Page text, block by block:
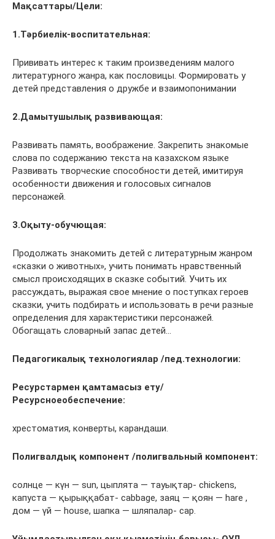
Мақсаттары/Цели:
1.Тәрбиелік-воспитательная:
Прививать интерес к таким произведениям малого
литературного жанра, как пословицы. Формировать у
детей представления о дружбе и взаимопонимании
2.Дамытушылық развивающая:
Развивать память, воображение. Закрепить знакомые
слова по содержанию текста на казахском языке
Развивать творческие способности детей, имитируя
особенности движения и голосовых сигналов
персонажей.
3.Оқыту-обучющая:
Продолжать знакомить детей с литературным жанром
«сказки о животных», учить понимать нравственный
смысл происходящих в сказке событий. Учить их
рассуждать, выражая свое мнение о поступках героев
сказки, учить подбирать и использовать в речи разные
определения для характеристики персонажей.
Обогащать словарный запас детей…
Педагогикалық технологиялар /пед.технологии:
Ресурстармен қамтамасыз ету/
Ресурсноеобеспечение:
хрестоматия, конверты, карандаши.
Полигвалдық компонент /полигвальный компонент:
солнце — күн — sun, цыплята — тауықтар- chickens,
капуста — қырыққабат- cabbage, заяц — қоян — hare ,
дом — үй — house, шапка — шляпалар- cap.